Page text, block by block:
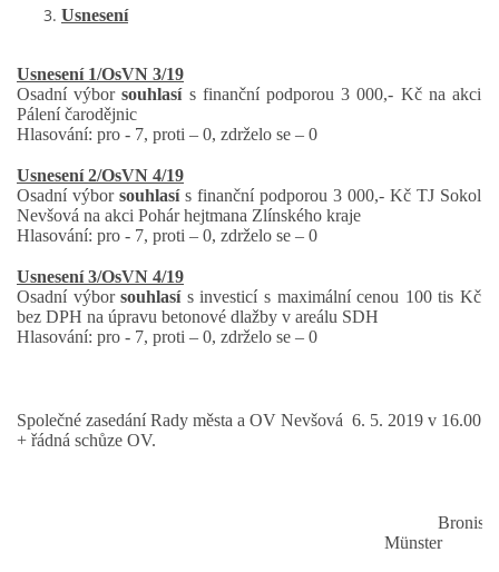
Usnesení
Usnesení 1/OsVN 3/19
Osadní výborsouhlasí s finanční podporou 3 000,- Kč na akci
Pálení čarodějnic
Hlasování: pro - 7, proti – 0, zdrželo se – 0
Usnesení 2/OsVN 4/19
Osadní výbor souhlasí s finanční podporou 3 000,- Kč TJ Sokol
Nevšová na akci Pohár hejtmana Zlínského kraje
Hlasování: pro - 7, proti – 0, zdrželo se – 0
Usnesení 3/OsVN 4/19
Osadní výborsouhlasí s investicí s maximální cenou 100 tis Kč
bez DPH na úpravu betonové dlažby v areálu SDH
Hlasování: pro - 7, proti – 0, zdrželo se – 0
Společné zasedání Rady města a OV Nevšová 6. 5. 2019 v 16.00
+ řádná schůze OV.
Münster